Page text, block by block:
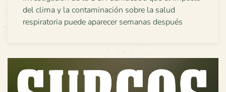
del clima y la contaminación sobre la salud
respiratoria puede aparecer semanas después